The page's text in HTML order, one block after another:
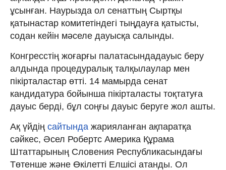
ұсынған. Наурызда ол сенаттың Сыртқы
қатынастар комитетіндегі тыңдауға қатысты,
содан кейін мәселе дауысқа салынды.
Конгресстің жоғарғы палатасындадауыс беру
алдында процедуралық талқылаулар мен
пікірталастар өтті. 14 мамырда сенат
кандидатура бойынша пікірталасты тоқтатуға
дауыс берді, бұл соңғы дауыс беруге жол ашты.
Ақ үйдің сайтында жарияланған ақпаратқа
сәйкес, Әсел Робертс Америка Құрама
Штаттарының Словения Республикасындағы
Төтенше және Өкілетті Елшісі атанды. Ол